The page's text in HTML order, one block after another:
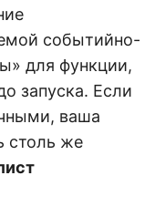
событийно-
для функции,
запуска. Если
ваша
столь же